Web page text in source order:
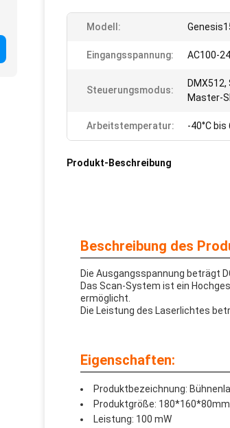
Modell:
Eingangsspannung: AC100-
Steuerungsmodus:
Master-
Arbeitstemperatur: -40°C bis
Produkt-Beschreibung
Beschreibung des
Die Ausgangsspannung beträgt
Das Scan-System ist ein
ermöglicht.
Die Leistung des Laserlichtes
Eigenschaften:
Produktbezeichnung:
Produktgröße: 180*160*80mm
Leistung: 100 mW